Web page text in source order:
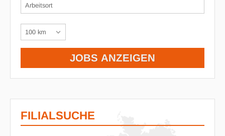
FILIALSUCHE